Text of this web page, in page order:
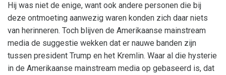
Hij was niet de enige, want ook andere personen die bij
deze ontmoeting aanwezig waren konden zich daar niets
van herinneren. Toch blijven de Amerikaanse mainstream
media de suggestie wekken dat er nauwe banden zijn
tussen president Trump en het Kremlin. Waar al die hysterie
in de Amerikaanse mainstream media op gebaseerd is, dat